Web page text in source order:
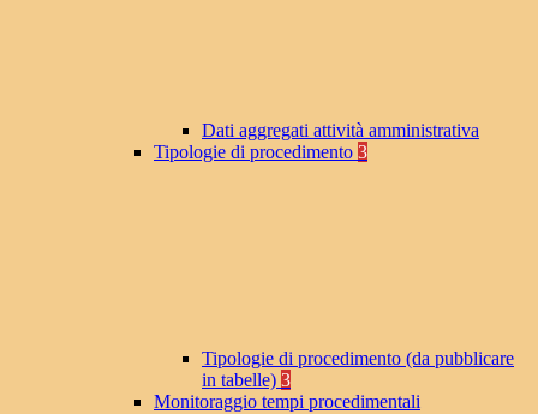
Dati aggregati attività amministrativa
Tipologie di procedimento 3
Tipologie di procedimento (da pubblicare
in tabelle) 3
Monitoraggio tempi procedimentali